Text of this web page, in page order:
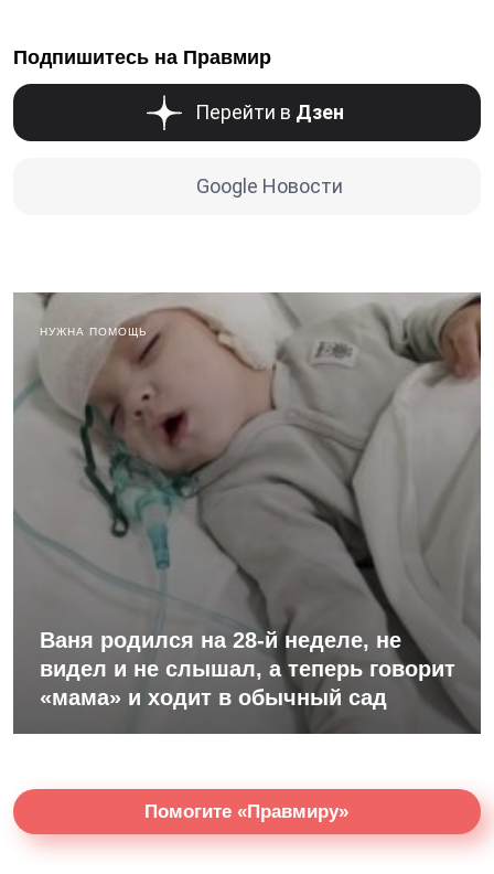
Подпишитесь на Правмир
Перейти в Дзен
Google Новости
НУЖНА ПОМОЩЬ
Ваня родился на 28-й неделе, не
видел и не слышал, а теперь говорит
«мама» и ходит в обычный сад
Помогите «Правмиру»